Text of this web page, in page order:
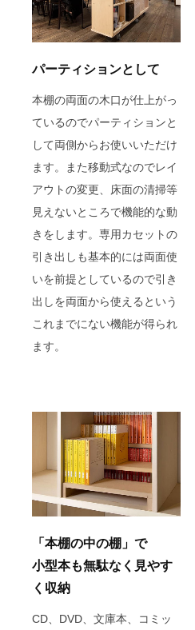
パーティションとして
本棚の両面の木口が仕上がっ
ているのでパーティションと
して両側からお使いいただけ
ます。また移動式なのでレイ
アウトの変更、床面の清掃等
見えないところで機能的な動
きをします。専用カセットの
引き出しも基本的には両面使
いを前提としているので引き
出しを両面から使えるという
これまでにない機能が得られ
ます。
「本棚の中の棚」で
小型本も無駄なく見やす
く収納
CD、DVD、文庫本、コミッ